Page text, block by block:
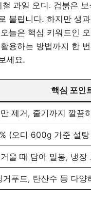
과일 오디. 검붉은
불립니다. 하지만 생
늘은 핵심 키워드인
용하는 방법까지 한
세요.
핵심 포인
제거, 줄기까지 깔끔
(오디 600g 기준 설
울 때 담아 밀봉, 냉장
푸드, 탄산수 등 다양